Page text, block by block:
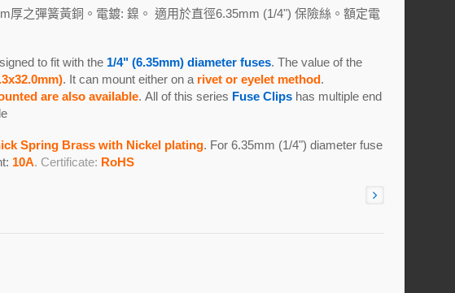
厚之彈簧黃銅。電鍍: 鎳。 適用於直徑6.35mm (1/4") 保險絲。額定電
to fit with the 1/4" (6.35mm) diameter fuses. The value of the
. It can mount either on a rivet or eyelet method.
are also available. All of this series Fuse Clips has multiple end
Spring Brass with Nickel plating. For 6.35mm (1/4") diameter fuse
10A. Certificate: RoHS